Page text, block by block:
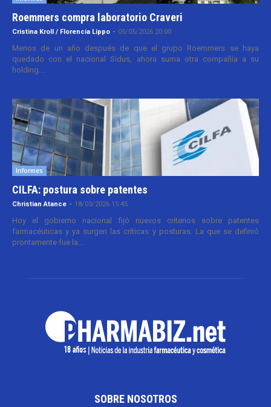
Roemmers compra laboratorio Craveri
Cristina Kroll / Florencia Lippo - 05/05/2026 20:00
Menos de un año después de que el grupo Roemmers se haya
quedado con el nacional Sidus, ahora suma otra compañía a su
holding....
Informes
CILFA: postura sobre patentes
Christian Atance - 18/03/2026 15:45
Hoy el gobierno nacional fijó nuevos criterios sobre patentes
farmacéuticas y ya surgen las críticas y posturas. La que se definió
prontamente fue la...
SOBRE NOSOTROS